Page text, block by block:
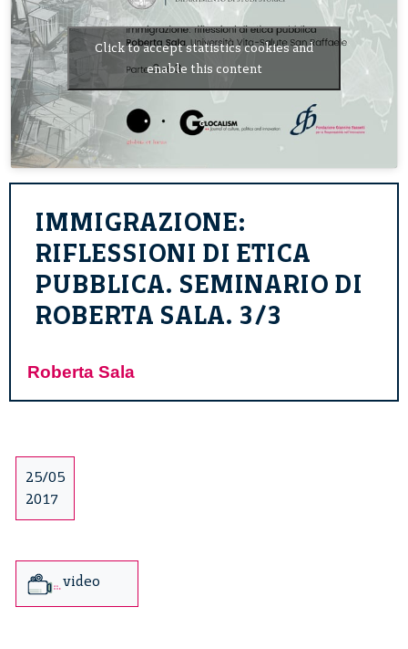
Click to accept statistics cookies and
enable this content
IMMIGRAZIONE:
RIFLESSIONI DI ETICA
PUBBLICA. SEMINARIO DI
ROBERTA SALA. 3/3
Roberta Sala
25/05
2017
video